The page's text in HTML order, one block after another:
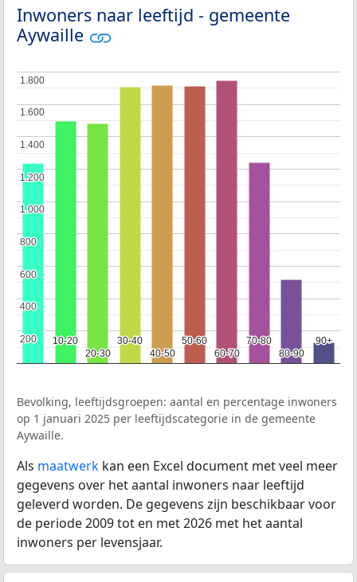
Inwoners naar leeftijd - gemeente
Aywaille
10-20
10-20
20-30
20-30
30-40
30-40
40-50
40-50
50-60
50-60
60-70
60-70
70-80
70-80
80-90
80-90
90+
90+
200
200
400
400
600
600
800
800
1.000
1.000
1.200
1.200
1.400
1.400
1.600
1.600
1.800
1.800
Bevolking, leeftijdsgroepen: aantal en percentage inwoners
op 1 januari 2025 per leeftijdscategorie in de gemeente
Aywaille.
Als maatwerk kan een Excel document met veel meer
gegevens over het aantal inwoners naar leeftijd
geleverd worden. De gegevens zijn beschikbaar voor
de periode 2009 tot en met 2026 met het aantal
inwoners per levensjaar.